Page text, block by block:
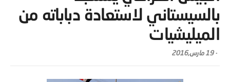
بالسيستاني لاستعادة دباباته من
الميليشيات
-19 مارس,2016